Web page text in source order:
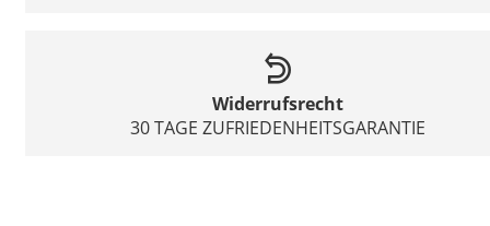
Widerrufsrecht
30 TAGE ZUFRIEDENHEITSGARANTIE